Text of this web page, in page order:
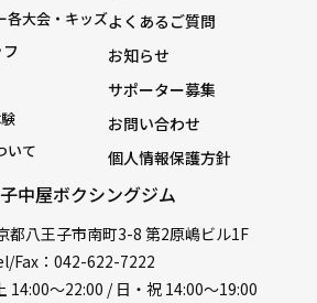
中屋ボクシングジム
都八王子市南町3-8 第2原嶋ビル1F
Fax：042-622-7222
14:00〜22:00 / 日・祝 14:00〜19:00
各大会・キッズ
いて
よくあるご質問
お知らせ
サポーター募集
お問い合わせ
個人情報保護方針